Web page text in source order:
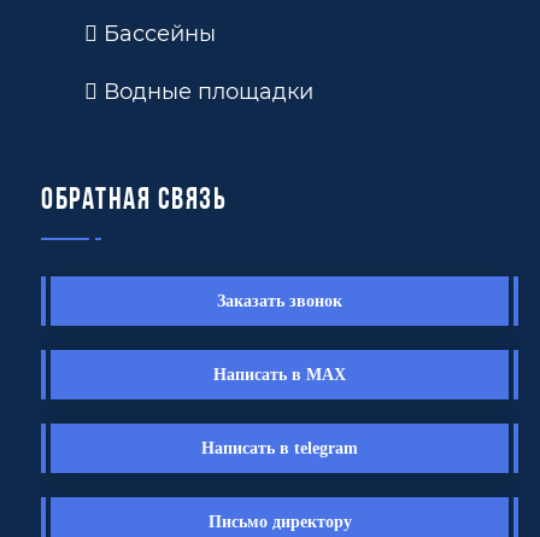
Бассейны
Водные площадки
Обратная связь
Заказать звонок
Написать в MAX
Написать в telegram
Письмо директору